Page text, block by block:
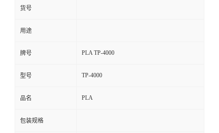
货号
用途
牌号 PLA TP-4000
型号 TP-4000
品名 PLA
包装规格